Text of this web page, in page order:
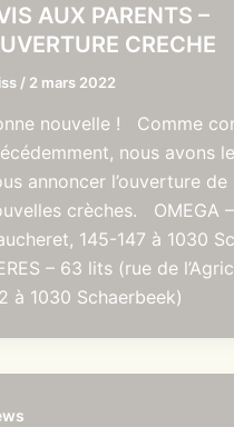
AUX PARENTS –
CRECHE
/ 2 mars 2022
nouvelle ! Comme
nous avons
annoncer l’ouverture de
crèches. OMEGA
145-147 à 1030
– 63 lits (rue de
à 1030 Schaerbeek)